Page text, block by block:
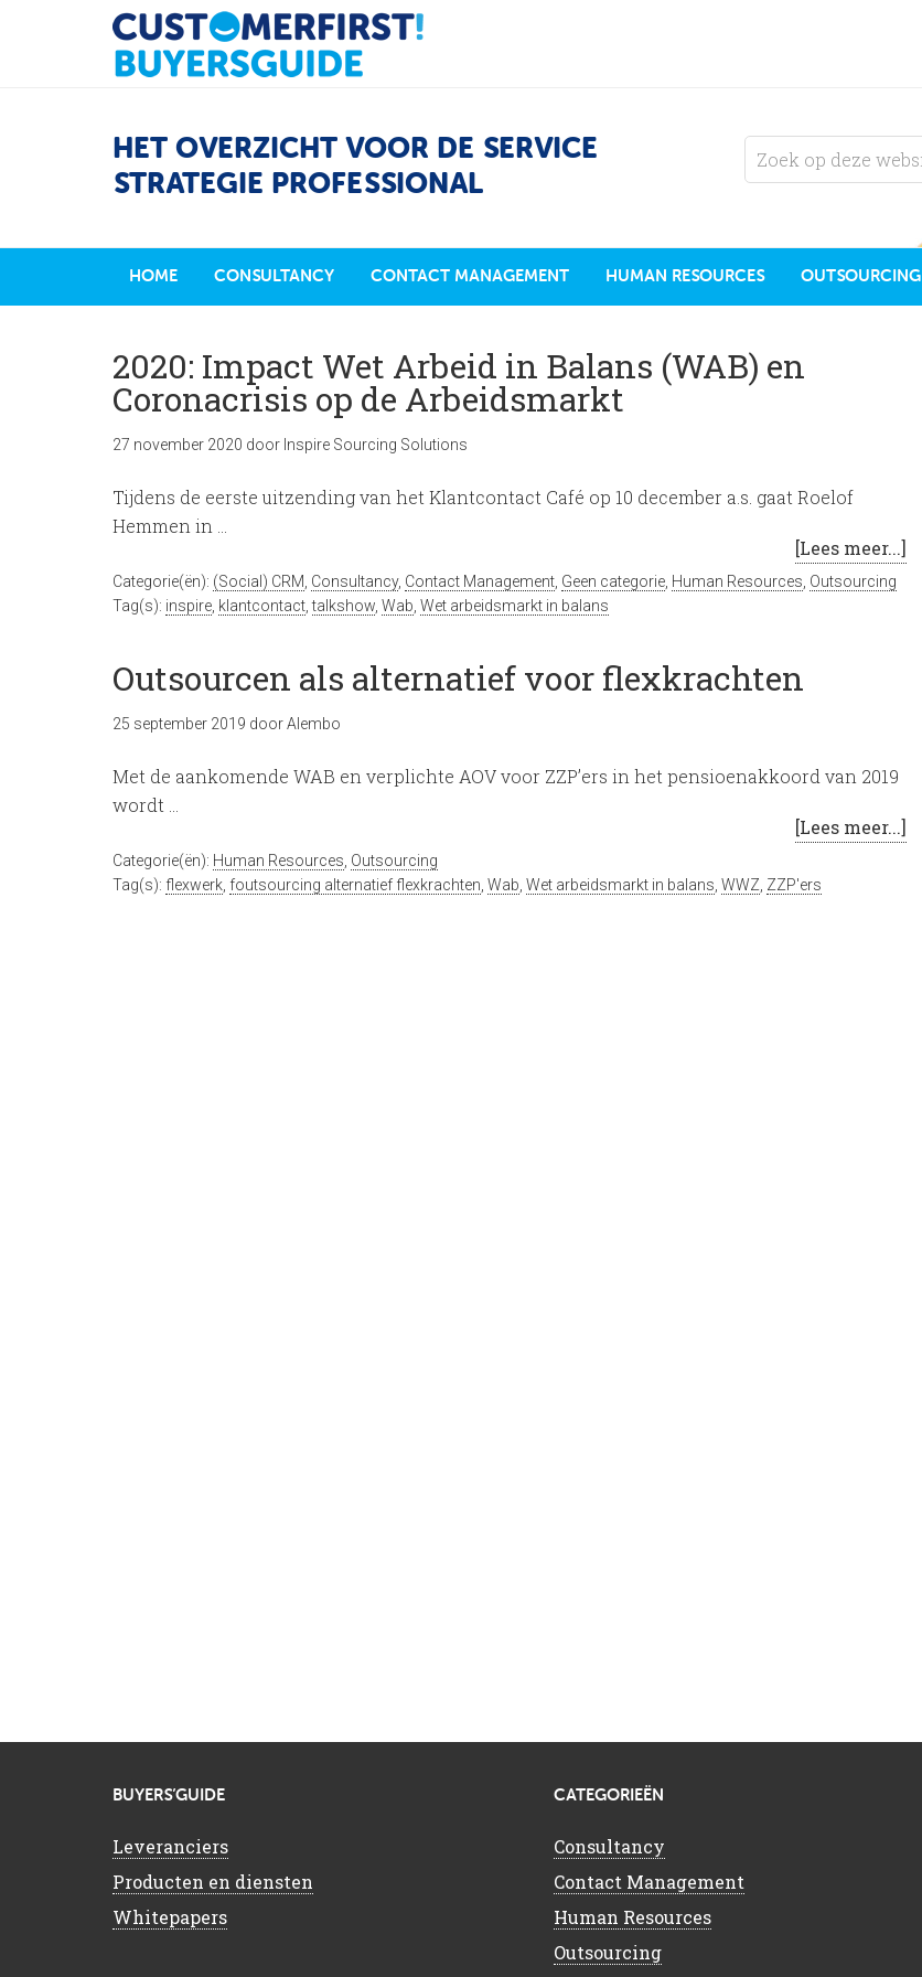
HET OVERZICHT VOOR DE SERVICE
STRATEGIE PROFESSIONAL
HOME CONSULTANCY CONTACT MANAGEMENT HUMAN RESOURCES OUTSOURCING
2020: Impact Wet Arbeid in Balans (WAB) en
Coronacrisis op de Arbeidsmarkt
27 november 2020 door Inspire Sourcing Solutions
Tijdens de eerste uitzending van het Klantcontact Café op 10 december a.s. gaat Roelof
Hemmen in …
[Lees meer...]
Categorie(ën): (Social) CRM Consultancy, Contact Management Geen categorie Human Resources Outsourcing
Tag(s): inspire klantcontact ,talkshow Wab Wet arbeidsmarkt in balans
Outsourcen als alternatief voor flexkrachten
25 september 2019 doorAlembo
Met de aankomende WAB en verplichte AOV voor ZZP’ers in het pensioenakkoord van 2019
wordt …
[Lees meer...]
Categorie(ën): Human Resources Outsourcing
Tag(s): flexwerk foutsourcing alternatief flexkrachten Wab Wet arbeidsmarkt in balans WWZ ZZP'ers
BUYERS’GUIDE
Leveranciers
Producten en diensten
Whitepapers
CATEGORIEËN
Consultancy
Contact Management
Human Resources
Outsourcing